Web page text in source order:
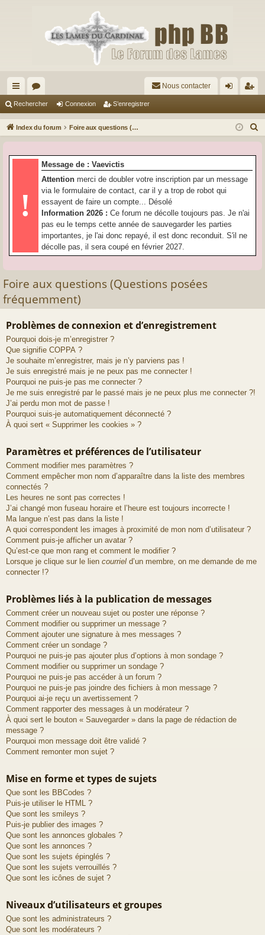
cc
ès
pi
or
u
s
Nous contacter
ne
on
nr
ist
Rechercher Connexion S’enregistrer
Index du forum Foire aux questions (Questions posées fréquemment)
!
Message de : Vaevictis
Attention merci de doubler votre inscription par un message
via le formulaire de contact, car il y a trop de robot qui
essayent de faire un compte... Désolé
Information 2026 : Ce forum ne décolle toujours pas. Je n'ai
pas eu le temps cette année de sauvegarder les parties
importantes, je l'ai donc repayé, il est donc reconduit. S'il ne
décolle pas, il sera coupé en février 2027.
Foire aux questions (Questions posées
fréquemment)
Problèmes de connexion et d’enregistrement
Pourquoi dois-je m’enregistrer ?
Que signifie COPPA ?
Je souhaite m’enregistrer, mais je n’y parviens pas !
Je suis enregistré mais je ne peux pas me connecter !
Pourquoi ne puis-je pas me connecter ?
Je me suis enregistré par le passé mais je ne peux plus me connecter ?!
J’ai perdu mon mot de passe !
Pourquoi suis-je automatiquement déconnecté ?
À quoi sert « Supprimer les cookies » ?
Paramètres et préférences de l’utilisateur
Comment modifier mes paramètres ?
Comment empêcher mon nom d’apparaître dans la liste des membres
connectés ?
Les heures ne sont pas correctes !
J’ai changé mon fuseau horaire et l’heure est toujours incorrecte !
Ma langue n’est pas dans la liste !
A quoi correspondent les images à proximité de mon nom d’utilisateur ?
Comment puis-je afficher un avatar ?
Qu’est-ce que mon rang et comment le modifier ?
Lorsque je clique sur le lien courriel d’un membre, on me demande de me
connecter !?
Problèmes liés à la publication de messages
Comment créer un nouveau sujet ou poster une réponse ?
Comment modifier ou supprimer un message ?
Comment ajouter une signature à mes messages ?
Comment créer un sondage ?
Pourquoi ne puis-je pas ajouter plus d’options à mon sondage ?
Comment modifier ou supprimer un sondage ?
Pourquoi ne puis-je pas accéder à un forum ?
Pourquoi ne puis-je pas joindre des fichiers à mon message ?
Pourquoi ai-je reçu un avertissement ?
Comment rapporter des messages à un modérateur ?
À quoi sert le bouton « Sauvegarder » dans la page de rédaction de
message ?
Pourquoi mon message doit être validé ?
Comment remonter mon sujet ?
Mise en forme et types de sujets
Que sont les BBCodes ?
Puis-je utiliser le HTML ?
Que sont les smileys ?
Puis-je publier des images ?
Que sont les annonces globales ?
Que sont les annonces ?
Que sont les sujets épinglés ?
Que sont les sujets verrouillés ?
Que sont les icônes de sujet ?
Niveaux d’utilisateurs et groupes
Que sont les administrateurs ?
Que sont les modérateurs ?